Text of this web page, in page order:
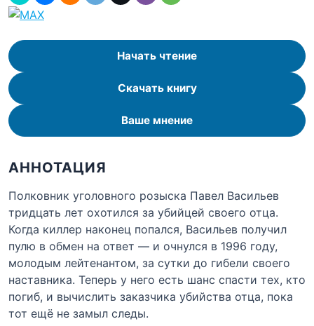
Начать чтение
Скачать книгу
Ваше мнение
АННОТАЦИЯ
Полковник уголовного розыска Павел Васильев
тридцать лет охотился за убийцей своего отца.
Когда киллер наконец попался, Васильев получил
пулю в обмен на ответ — и очнулся в 1996 году,
молодым лейтенантом, за сутки до гибели своего
наставника. Теперь у него есть шанс спасти тех, кто
погиб, и вычислить заказчика убийства отца, пока
тот ещё не замыл следы.